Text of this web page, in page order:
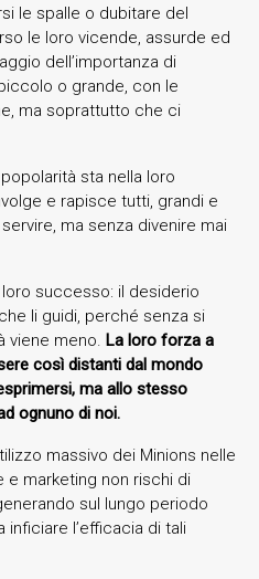
le spalle o dubitare del
le loro vicende, assurde ed
dell’importanza di
o grande, con le
ma soprattutto che ci
sta nella loro
e rapisce tutti, grandi e
ma senza divenire mai
successo: il desiderio
li guidi, perché senza si
viene meno. La loro forza a
così distanti dal mondo
ma allo stesso
ognuno di noi.
massivo dei Minions nelle
marketing non rischi di
sul lungo periodo
inficiare l’efficacia di tali